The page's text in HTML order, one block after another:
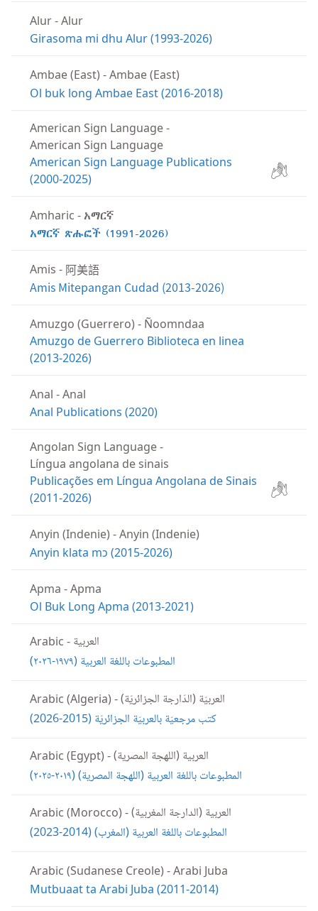
Alur-Alur
Girasoma mi dhu Alur (1993-2026)
Ambae (East) -Ambae (East)
Ol buk long Ambae East (2016-2018)
American Sign Language-
American Sign Language
American Sign Language Publications
(2000-2025)
Amharic - አማርኛ
አማርኛ ጽሑፎች (1991-2026)
Amis - 阿美語
Amis Mitepangan Cudad (2013-2026)
Amuzgo (Guerrero) - Ñoomndaa
Amuzgo de Guerrero Biblioteca en linea
(2013-2026)
Anal -Anal
Anal Publications (2020)
Angolan Sign Language-
Língua angolana de sinais
Publicações em Língua Angolana de Sinais
(2011-2026)
Anyin (Indenie) -Anyin (Indenie)
Anyin klata mɔ (2015-2026)
Apma -Apma
Ol Buk Long Apma (2013-2021)
Arabic - العربية
المطبوعات باللغة العربية (‏١٩٧٩-‏٢٠٢٦)‏
Arabic (Algeria) -العربيّة (الدّارجة الجزائريّة)
كتب مرجعيّة بالعربيّة الجزائريّة (‏2015-‏2026)‏
Arabic (Egypt) -العربية (اللهجة المصرية)
المطبوعات باللغة العربية (‏اللهجة المصرية)‏ (‏٢٠١٩-‏٢٠٢٥)‏
Arabic (Morocco) -العربية (الدارجة المغربية)
المطبوعات باللغة العربية (‏المغرب)‏ (‏2014-‏2023)‏
Arabic (Sudanese Creole) -Arabi Juba
Mutbuaat ta Arabi Juba (2011-2014)